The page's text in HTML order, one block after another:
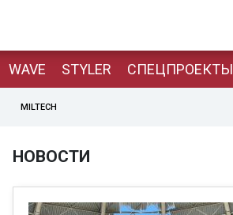
WAVE STYLER СПЕЦПРОЕКТЫ
MILTECH
НОВОСТИ